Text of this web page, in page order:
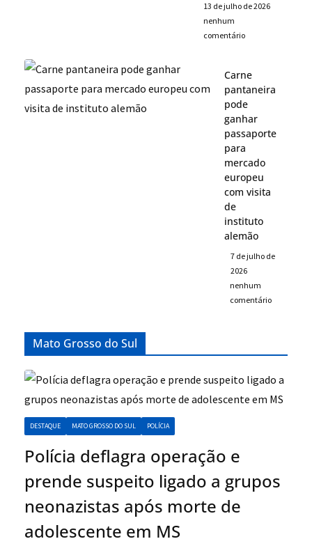
13 de julho de 2026
nenhum
comentário
Carne
pantaneira
pode
ganhar
passaporte
para
mercado
europeu
com visita
de
instituto
alemão
7 de julho de
2026
nenhum
comentário
Mato Grosso do Sul
DESTAQUE MATO GROSSO DO SUL POLÍCIA
Polícia deflagra operação e
prende suspeito ligado a grupos
neonazistas após morte de
adolescente em MS